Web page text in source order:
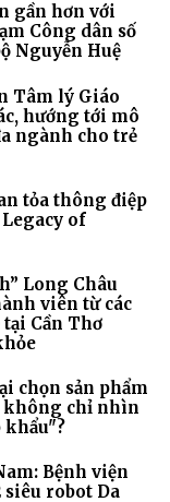
gần hơn với
Công dân số
Nguyễn Huệ
Tâm lý Giáo
hướng tới mô
ngành cho trẻ
tỏa thông điệp
of
Long Châu
viên từ các
Cần Thơ
chọn sản phẩm
không chỉ nhìn
khẩu"?
Bệnh viện
siêu robot Da